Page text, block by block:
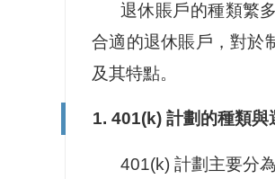
退休賬戶的種類繁
合適的退休賬戶，對於
及其特點。
1. 401(k) 計劃的種類與
401(k) 計劃主要分